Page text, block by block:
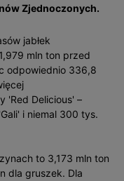
Zjednoczonych.
jabłek
mln ton przed
odpowiednio 336,8
'Red Delicious' –
i niemal 300 tys.
to 3,173 mln ton
dla gruszek. Dla